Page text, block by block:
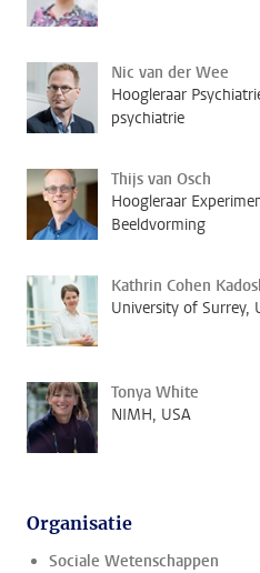
Nic van der Wee
Hoogleraar
psychiatrie
Thijs van Osch
Hoogleraar
Beeldvorming
Kathrin Cohen
University of Surrey,
Tonya White
NIMH, USA
Organisatie
Sociale Wetenschappen